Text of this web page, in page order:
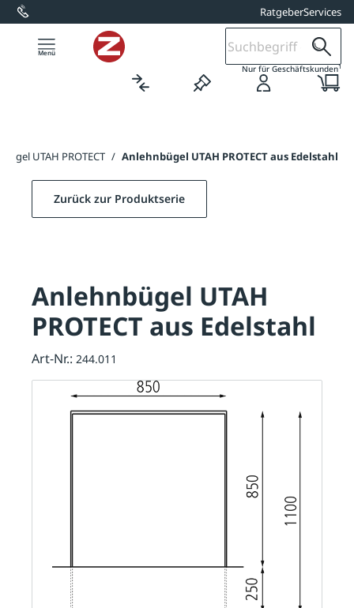
springen RatgeberServices
Nur für Geschäftskunden1
UTAH PROTECT / Anlehnbügel UTAH PROTECT aus Edelstahl
Zurück zur Produktserie
Anlehnbügel UTAH
PROTECT aus Edelstahl
Art-Nr.: 244.011